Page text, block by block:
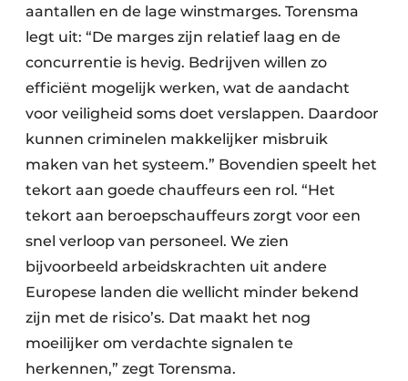
aantallen en de lage winstmarges. Torensma
legt uit: “De marges zijn relatief laag en de
concurrentie is hevig. Bedrijven willen zo
efficiënt mogelijk werken, wat de aandacht
voor veiligheid soms doet verslappen. Daardoor
kunnen criminelen makkelijker misbruik
maken van het systeem.” Bovendien speelt het
tekort aan goede chauffeurs een rol. “Het
tekort aan beroepschauffeurs zorgt voor een
snel verloop van personeel. We zien
bijvoorbeeld arbeidskrachten uit andere
Europese landen die wellicht minder bekend
zijn met de risico’s. Dat maakt het nog
moeilijker om verdachte signalen te
herkennen,” zegt Torensma.